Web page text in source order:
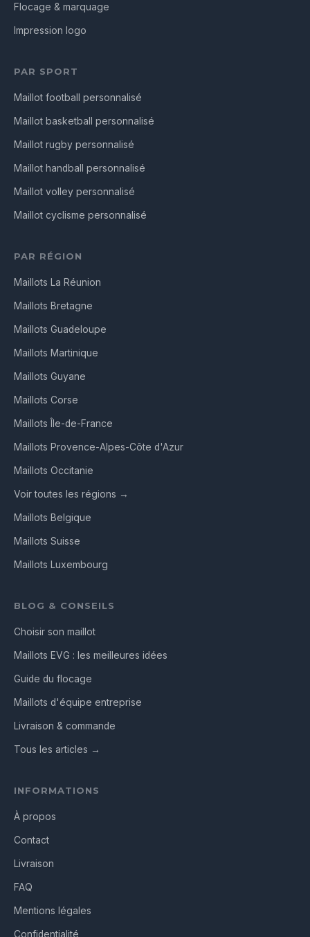
Flocage & marquage
Impression logo
PAR SPORT
Maillot football personnalisé
Maillot basketball personnalisé
Maillot rugby personnalisé
Maillot handball personnalisé
Maillot volley personnalisé
Maillot cyclisme personnalisé
PAR RÉGION
Maillots La Réunion
Maillots Bretagne
Maillots Guadeloupe
Maillots Martinique
Maillots Guyane
Maillots Corse
Maillots Île-de-France
Maillots Provence-Alpes-Côte d'Azur
Maillots Occitanie
Voir toutes les régions →
Maillots Belgique
Maillots Suisse
Maillots Luxembourg
BLOG & CONSEILS
Choisir son maillot
Maillots EVG : les meilleures idées
Guide du flocage
Maillots d'équipe entreprise
Livraison & commande
Tous les articles →
INFORMATIONS
À propos
Contact
Livraison
FAQ
Mentions légales
Confidentialité